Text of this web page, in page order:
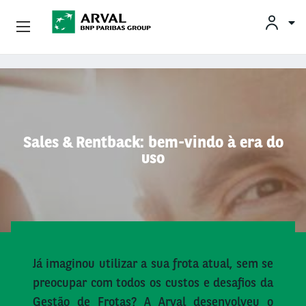
Pular para o conteúdo principal
Sales & Rentback: bem-vindo à era do
uso
Já imaginou utilizar a sua frota atual, sem se
preocupar com todos os custos e desafios da
Gestão de Frotas? A Arval desenvolveu o
Conheça A Arval